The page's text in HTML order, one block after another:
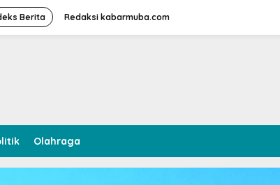
Berita Redaksi kabarmuba.com
Olahraga